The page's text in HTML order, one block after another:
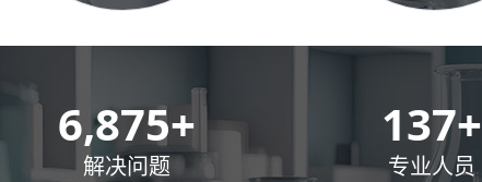
10,000+
解决问题
200+
专业人员